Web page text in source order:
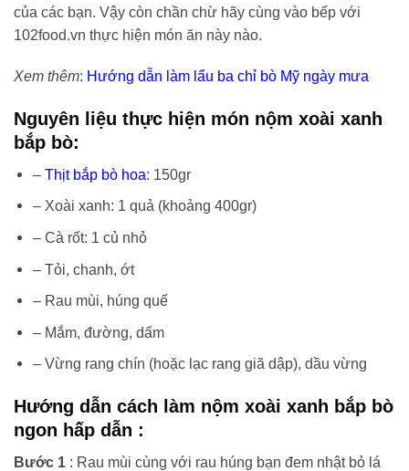
của các bạn. Vậy còn chần chừ hãy cùng vào bếp với
102food.vn thực hiện món ăn này nào.
Xem thêm: Hướng dẫn làm lẩu ba chỉ bò Mỹ ngày mưa
Nguyên liệu thực hiện món nộm xoài xanh
bắp bò:
– Thịt bắp bò hoa: 150gr
– Xoài xanh: 1 quả (khoảng 400gr)
– Cà rốt: 1 củ nhỏ
– Tỏi, chanh, ớt
– Rau mùi, húng quế
– Mắm, đường, dấm
– Vừng rang chín (hoặc lạc rang giã dập), dầu vừng
Hướng dẫn cách làm nộm xoài xanh bắp bò
ngon hấp dẫn :
Bước 1 : Rau mùi cùng với rau húng bạn đem nhật bỏ lá